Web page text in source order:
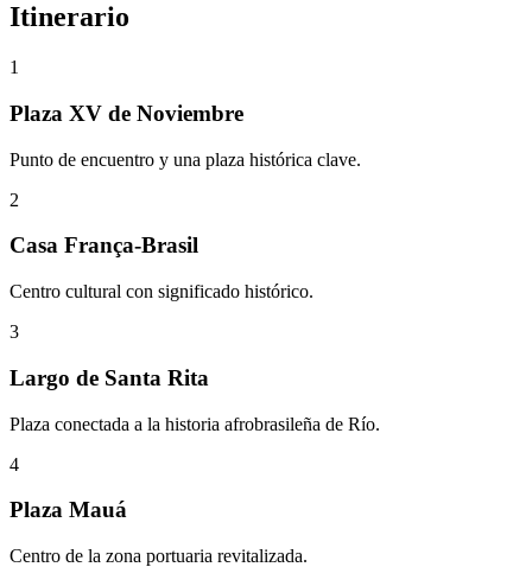
Itinerario
1
Plaza XV de Noviembre
Punto de encuentro y una plaza histórica clave.
2
Casa França-Brasil
Centro cultural con significado histórico.
3
Largo de Santa Rita
Plaza conectada a la historia afrobrasileña de Río.
4
Plaza Mauá
Centro de la zona portuaria revitalizada.